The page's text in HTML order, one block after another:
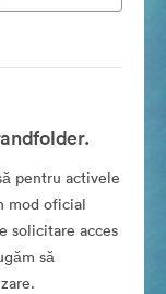
pentru activele
mod oficial
solicitare acces
să